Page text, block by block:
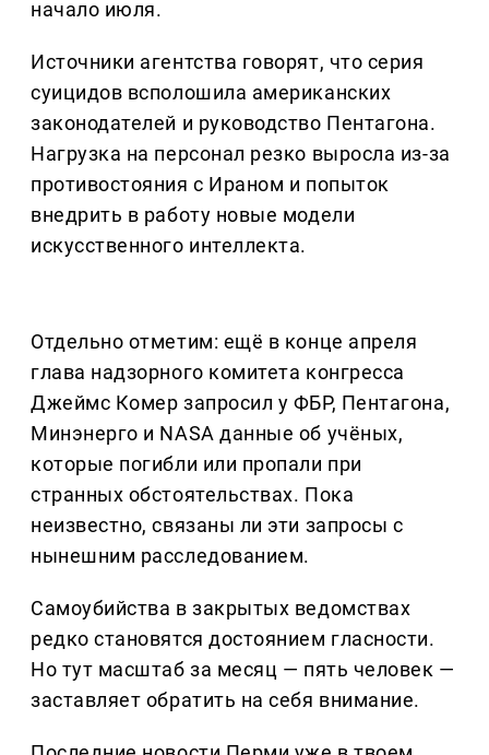
начало июля.
Источники агентства говорят, что серия
суицидов всполошила американских
законодателей и руководство Пентагона.
Нагрузка на персонал резко выросла из-за
противостояния с Ираном и попыток
внедрить в работу новые модели
искусственного интеллекта.
Отдельно отметим: ещё в конце апреля
глава надзорного комитета конгресса
Джеймс Комер запросил у ФБР, Пентагона,
Минэнерго и NASA данные об учёных,
которые погибли или пропали при
странных обстоятельствах. Пока
неизвестно, связаны ли эти запросы с
нынешним расследованием.
Самоубийства в закрытых ведомствах
редко становятся достоянием гласности.
Но тут масштаб за месяц — пять человек —
заставляет обратить на себя внимание.